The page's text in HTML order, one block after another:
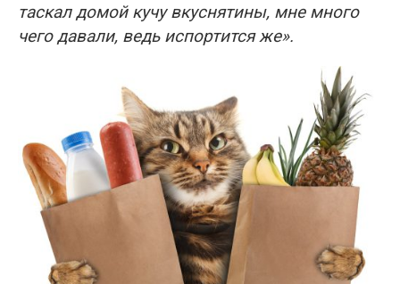
таскал домой кучу вкуснятины, мне много
чего давали, ведь испортится же».